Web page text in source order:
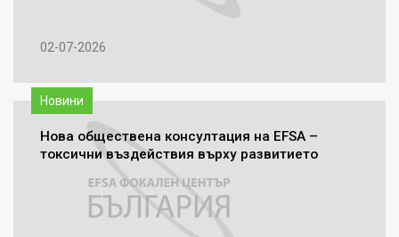
02-07-2026
Новини
Нова обществена консултация на EFSA –
токсични въздействия върху развитието